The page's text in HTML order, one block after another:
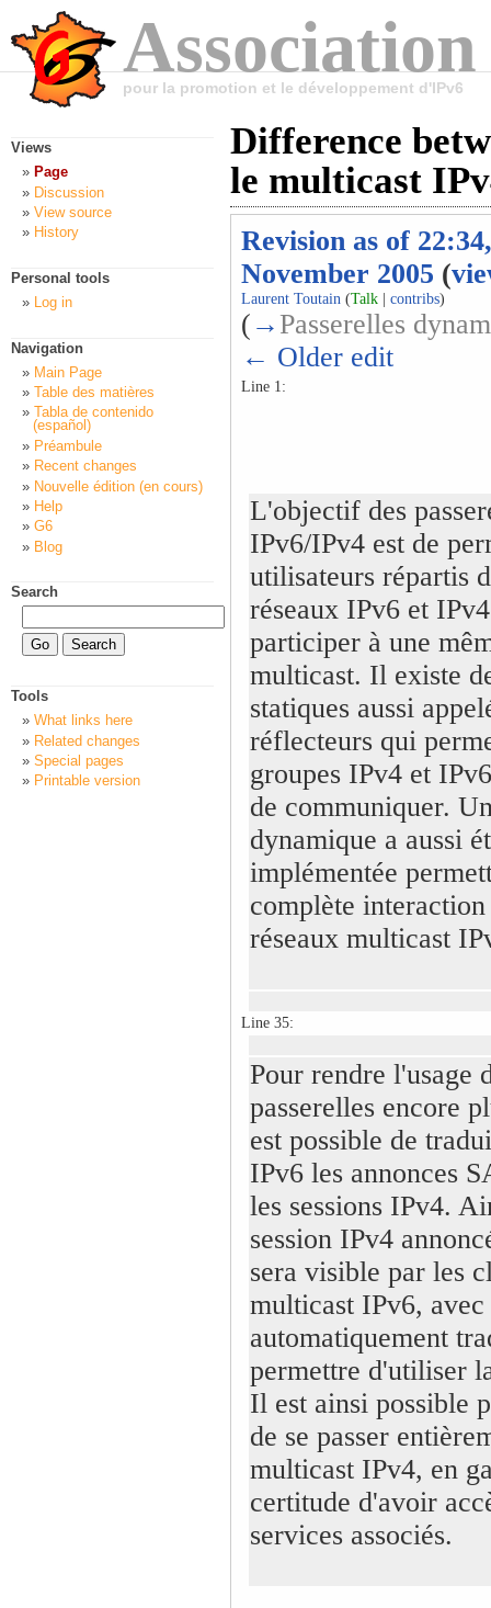
pour la promotion et le développement d'IPv6
Difference
le multicast
Revision as of
November 2005 (
Laurent Toutain (Talk contribs)
( → Passerelles
← Older edit
Line 1:
L'objectif des
IPv6/IPv4 est de
utilisateurs répartis
réseaux IPv6 et
participer à une
multicast. Il existe
statiques aussi
réflecteurs qui
groupes IPv4 et
de communiquer.
dynamique a aussi
implémentée
complète
réseaux multicast
Line 35:
Pour rendre l'usage
passerelles encore
est possible de
IPv6 les annonces
les sessions IPv4.
session IPv4
sera visible par les
multicast IPv6, avec
automatiquement
permettre d'utiliser
Il est ainsi possible
de se passer
multicast IPv4, en
certitude d'avoir
services associés.
Views
Page
Discussion
View source
History
Personal tools
Log in
Navigation
Main Page
Table des matières
Tabla de contenido
(español)
Préambule
Recent changes
Nouvelle édition (en cours)
Help
G6
Blog
Search
Tools
What links here
Related changes
Special pages
Printable version